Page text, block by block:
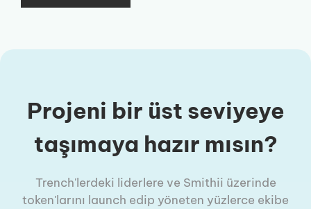
Projeni bir üst seviyeye
taşımaya hazır mısın?
Trench'lerdeki liderlere ve Smithii üzerinde
token'larını launch edip yöneten yüzlerce ekibe